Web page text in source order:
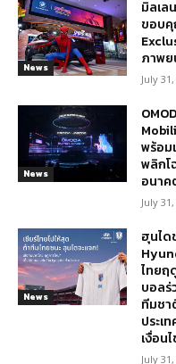
News
มิลเล
ขอบคุ
ภาพ
July
News
พร้อม
พลิกโ
อนาค
July
News
ฮุนได
ไทยฤ
บอลร่
ทีมชา
ประเ
เงื่อน
July